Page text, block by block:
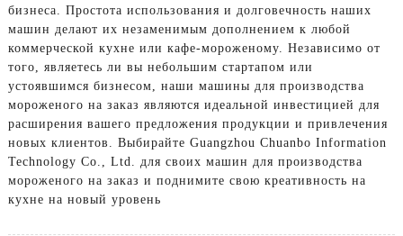
бизнеса. Простота использования и долговечность наших
машин делают их незаменимым дополнением к любой
коммерческой кухне или кафе-мороженому. Независимо от
того, являетесь ли вы небольшим стартапом или
устоявшимся бизнесом, наши машины для производства
мороженого на заказ являются идеальной инвестицией для
расширения вашего предложения продукции и привлечения
новых клиентов. Выбирайте Guangzhou Chuanbo Information
Technology Co., Ltd. для своих машин для производства
мороженого на заказ и поднимите свою креативность на
кухне на новый уровень